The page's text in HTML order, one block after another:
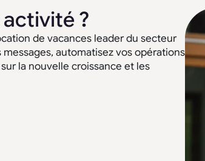
?
de vacances leader du secteur
automatisez vos opérations
la nouvelle croissance et les